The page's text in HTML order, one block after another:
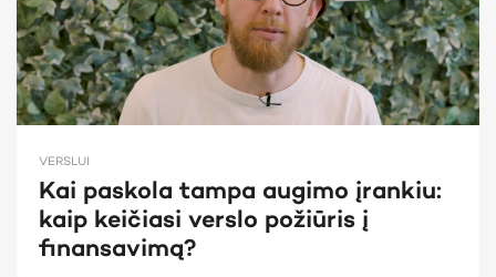
VERSLUI
Kai paskola tampa augimo įrankiu:
kaip keičiasi verslo požiūris į
finansavimą?